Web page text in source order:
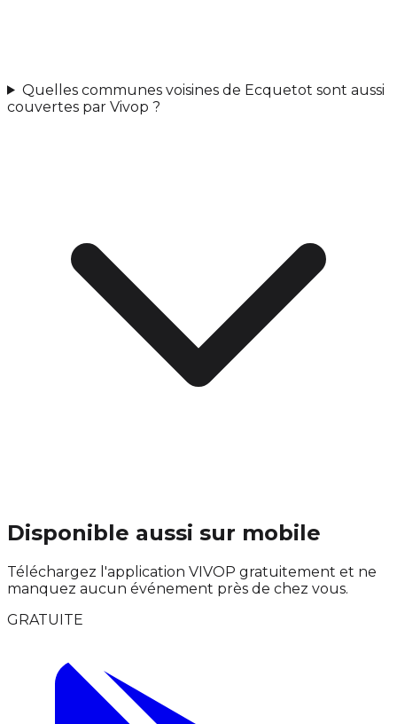
Quelles communes voisines de Ecquetot sont aussi
couvertes par Vivop ?
Disponible aussi sur mobile
Téléchargez l'application VIVOP gratuitement et ne
manquez aucun événement près de chez vous.
GRATUITE